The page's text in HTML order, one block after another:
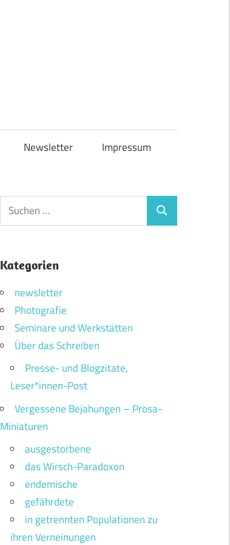
Newsletter Impressum
Suchen
nach:
Suchen
Kategorien
newsletter
Photografie
Seminare und Werkstätten
Über das Schreiben
Presse- und Blogzitate,
Leser*innen-Post
Vergessene Bejahungen – Prosa-
Miniaturen
ausgestorbene
das Wirsch-Paradoxon
endemische
gefährdete
in getrennten Populationen zu
ihren Verneinungen